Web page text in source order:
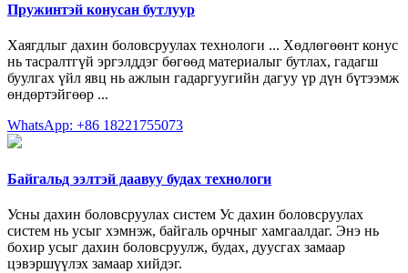
Пружинтэй конусан бутлуур
Хаягдлыг дахин боловсруулах технологи ... Хөдлөгөөнт конус
нь тасралтгүй эргэлддэг бөгөөд материалыг бутлах, гадагш
буулгах үйл явц нь ажлын гадаргуугийн дагуу үр дүн бүтээмж
өндөртэйгөөр ...
WhatsApp: +86 18221755073
Байгальд ээлтэй даавуу будах технологи
Усны дахин боловсруулах систем Ус дахин боловсруулах
систем нь усыг хэмнэж, байгаль орчныг хамгаалдаг. Энэ нь
бохир усыг дахин боловсруулж, будах, дуусгах замаар
цэвэршүүлэх замаар хийдэг.